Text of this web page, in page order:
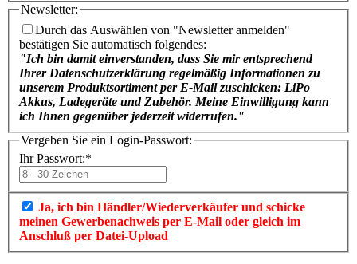
Newsletter:
Durch das Auswählen von "Newsletter anmelden"
bestätigen Sie automatisch folgendes:
"Ich bin damit einverstanden, dass Sie mir entsprechend
Ihrer Datenschutzerklärung regelmäßig Informationen zu
unserem Produktsortiment per E-Mail zuschicken: LiPo
Akkus, Ladegeräte und Zubehör. Meine Einwilligung kann
ich Ihnen gegenüber jederzeit widerrufen."
Vergeben Sie ein Login-Passwort:
Ihr Passwort:*
Ja, ich bin Händler/Wiederverkäufer und schicke
meinen Gewerbenachweis per E-Mail oder gleich im
Anschluß per Datei-Upload